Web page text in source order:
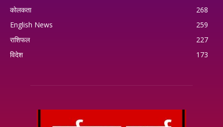
कोलकता
268
English News
259
राशिफल
227
विदेश
173